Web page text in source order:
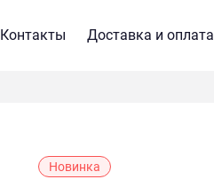
Контакты Доставка и оплата
Новинка